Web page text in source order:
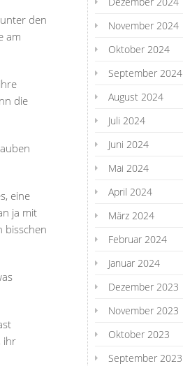
den
am
die
eine
ja mit
bisschen
ihr
November 2024
Oktober 2024
September 2024
August 2024
Juli 2024
Juni 2024
Mai 2024
April 2024
März 2024
Februar 2024
Januar 2024
Dezember 2023
November 2023
Oktober 2023
September 2023